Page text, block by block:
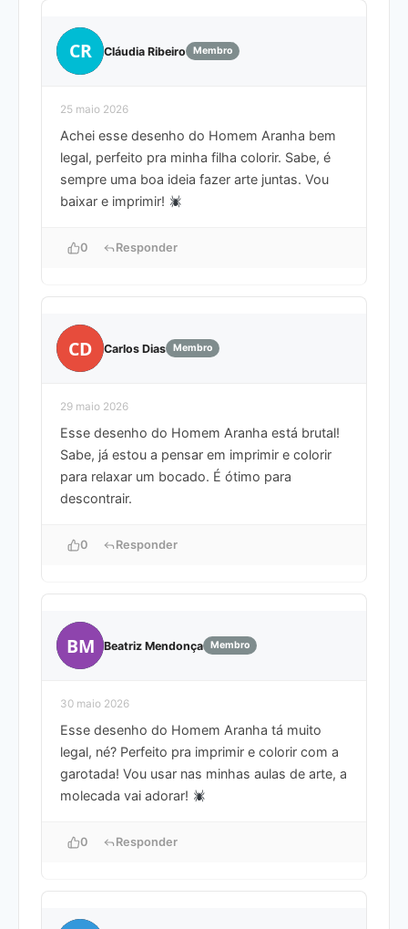
CR Cláudia Ribeiro Membro
25 maio 2026
Achei esse desenho do Homem Aranha bem
legal, perfeito pra minha filha colorir. Sabe, é
sempre uma boa ideia fazer arte juntas. Vou
baixar e imprimir!
0 Responder
CD Carlos Dias Membro
29 maio 2026
Esse desenho do Homem Aranha está brutal!
Sabe, já estou a pensar em imprimir e colorir
para relaxar um bocado. É ótimo para
descontrair.
0 Responder
BM Beatriz Mendonça Membro
30 maio 2026
Esse desenho do Homem Aranha tá muito
legal, né? Perfeito pra imprimir e colorir com a
garotada! Vou usar nas minhas aulas de arte, a
molecada vai adorar!
0 Responder